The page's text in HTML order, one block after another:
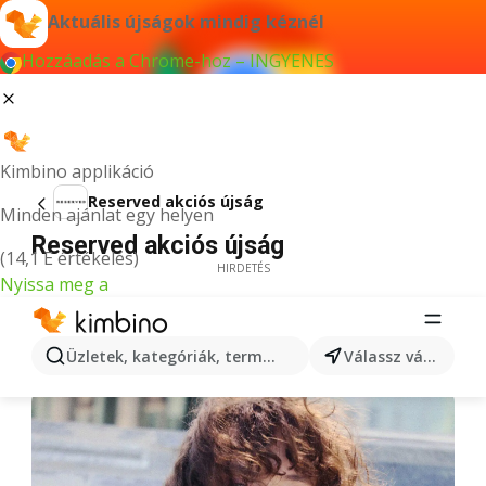
Aktuális újságok mindig kéznél
Hozzáadás a Chrome-hoz – INGYENES
Kimbino applikáció
Minden ajánlat egy helyen
(14,1 E értékelés)
Nyissa meg a
Üzletek, kategóriák, termékek keresése... Válassz várost
Reserved akciós újság
Reserved akciós újság
HIRDETÉS